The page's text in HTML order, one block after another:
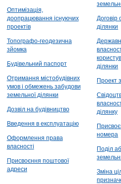
Оптимізація,
доопрацювання існуючих
проектів
Топографо-геодезична
зйомка
Будівельний паспорт
Отримання містобудівних
умов і обмежень забудови
земельної ділянки
Дозвіл на будівництво
Введення в експлуатацію
Оформлення права
власності
Присвоєння поштової
адреси
Договір
ділянки
ділянки
Проект
ділянку
номера
Поділ
Зміна